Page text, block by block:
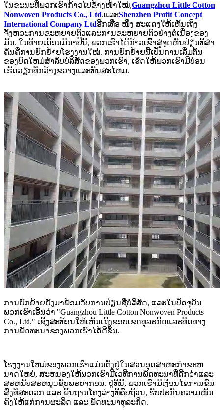
ໃນຂະນະທີ່ພວກເຮົາກ້າວໄປຂ້າງໜ້າໃໝ່,Guangzhou Little Cotton
Nonwoven Products Co., Ltd.ແລະShenzhen Profit Concept
International Company Ltdອີກເທື່ອ ໜຶ່ງ ສະແດງໃຫ້ເຫັນເຖິງ
ຈັງຫວະການຂະຫຍາຍຕົວແລະການຂະຫຍາຍຕົວຢ່າງຕໍ່ເນື່ອງຂອງ
ມັນ. ໃນ​ທ້າຍ​ເດືອນ​ມີນາ​ປີ​ນີ້, ພວກ​ເຮົາ​ໄດ້​ກ້າວ​ເຂົ້າ​ສູ່​ຈຸດ​ຫັນ​ປ່ຽນ​ທີ່​ສຳ​
ຄັນ​ຄື​ການ​ຍົກ​ຍ້າຍ​ໂຮງ​ງານ​ໃໝ່. ການຍົກຍ້າຍນີ້ເປັນການເລີ່ມຕົ້ນ
ຂອງບົດໃຫມ່ສໍາລັບບໍລິສັດຂອງພວກເຮົາ, ເຮັດໃຫ້ພວກເຮົາມີບ່ອນ
ເຮັດວຽກທີ່ກວ້າງຂວາງແລະທັນສະໄຫມ.
ການຍົກຍ້າຍຍັງມາພ້ອມກັບການປ່ຽນຊື່ບໍລິສັດ, ແລະໃນປັດຈຸບັນ
ພວກເຮົາເອີ້ນວ່າ "Guangzhou Little Cotton Nonwoven Products
Co., Ltd." ເຊິ່ງສະທ້ອນໃຫ້ເຫັນເຖິງຂອບເຂດທຸລະກິດແລະທິດທາງ
ການພັດທະນາຂອງພວກເຮົາໄດ້ດີຂຶ້ນ.
ໂຮງງານໃຫມ່ຂອງພວກເຮົາແມ່ນຕັ້ງຢູ່ໃນສວນອຸດສາຫະກໍາຂະຫ
ນາດໃຫຍ່, ສະຫນອງໃຫ້ພວກເຮົາມີເວທີການພັດທະນາທີ່ດີກວ່າແລະ
ສະຫນັບສະຫນູນຊັບພະຍາກອນ. ຢູ່​ທີ່​ນີ້, ພວກ​ເຮົາ​ມີ​ເງື່ອນ​ໄຂ​ການ​ຂົນ​
ສົ່ງ​ທີ່​ສະດວກ ​ແລະ ພື້ນຖານ​ໂຄງ​ລ່າງ​ທີ່​ຄົບ​ຖ້ວນ, ຮັບປະກັນ​ຄວາມ​ໝັ້ນ
ຄົງ​ໃຫ້​ແກ່​ການ​ຜະລິດ ​ແລະ ພັດທະນາ​ທຸລະ​ກິດ.